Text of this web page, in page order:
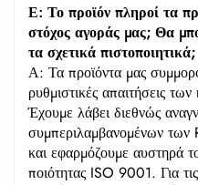
Ε: Το προϊόν πληροί τα
στόχος αγοράς μας; Θα
τα σχετικά πιστοποιητικά;
Α: Τα προϊόντα μας
ρυθμιστικές απαιτήσεις
Έχουμε λάβει διεθνώς
συμπεριλαμβανομένων
και εφαρμόζουμε αυστηρά
ποιότητας ISO 9001. Για τις